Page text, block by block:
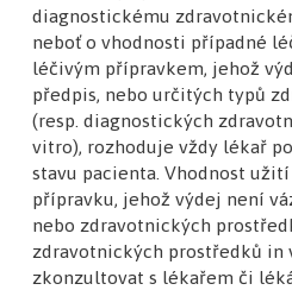
Nenechte si ujít
k
diagnostickému
neboť o vhodnosti případné
léčivým přípravkem, jehož
předpis, nebo určitých typů
(resp. diagnostických
vitro), rozhoduje vždy lékař
stavu pacienta. Vhodnost
přípravku, jehož výdej není
nebo zdravotnických
zdravotnických prostředků in
zkonzultovat s lékařem či